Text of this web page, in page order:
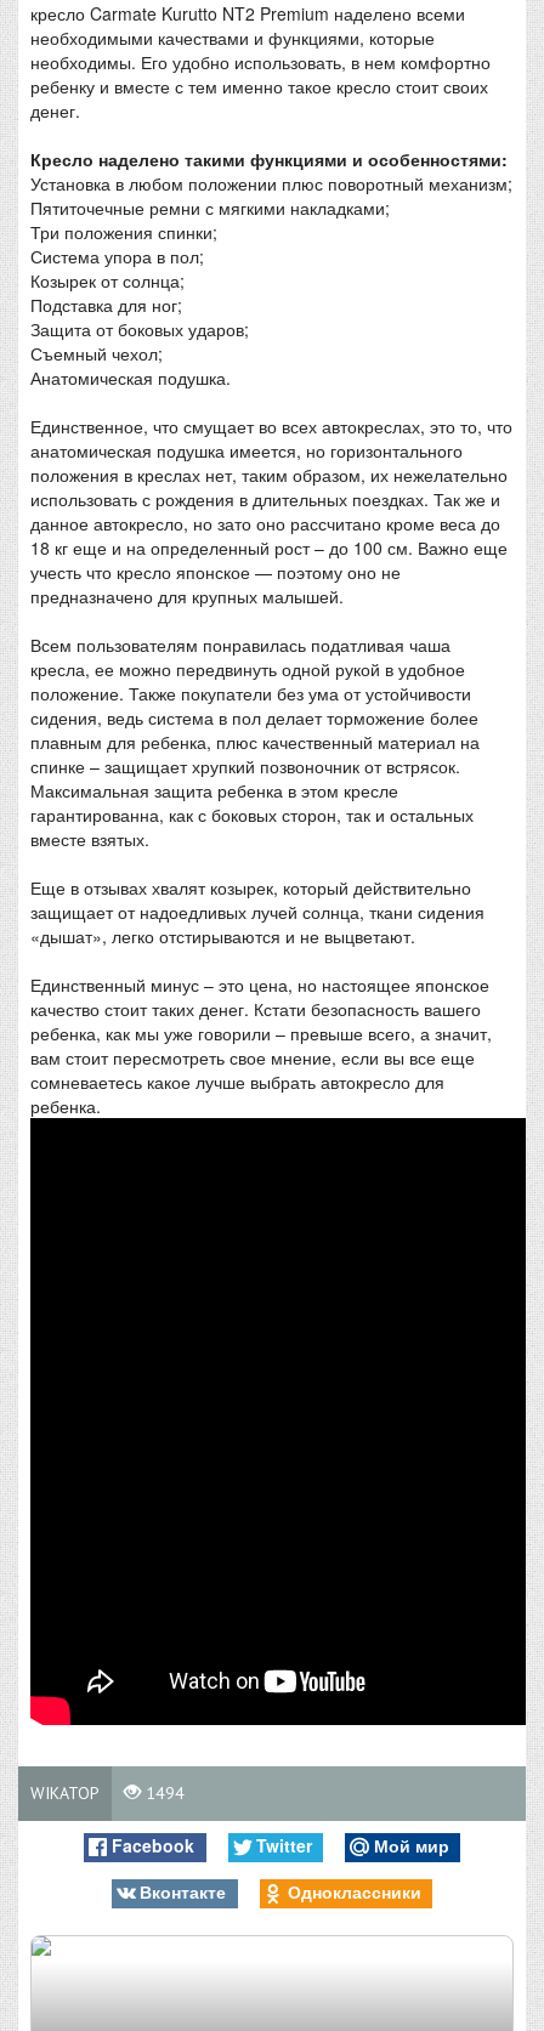
кресло Carmate Kurutto NT2 Premium наделено всеми
необходимыми качествами и функциями, которые
необходимы. Его удобно использовать, в нем комфортно
ребенку и вместе с тем именно такое кресло стоит своих
денег.
Кресло наделено такими функциями и особенностями:
Установка в любом положении плюс поворотный механизм;
Пятиточечные ремни с мягкими накладками;
Три положения спинки;
Система упора в пол;
Козырек от солнца;
Подставка для ног;
Защита от боковых ударов;
Съемный чехол;
Анатомическая подушка.
Единственное, что смущает во всех автокреслах, это то, что
анатомическая подушка имеется, но горизонтального
положения в креслах нет, таким образом, их нежелательно
использовать с рождения в длительных поездках. Так же и
данное автокресло, но зато оно рассчитано кроме веса до
18 кг еще и на определенный рост – до 100 см. Важно еще
учесть что кресло японское — поэтому оно не
предназначено для крупных малышей.
Всем пользователям понравилась податливая чаша
кресла, ее можно передвинуть одной рукой в удобное
положение. Также покупатели без ума от устойчивости
сидения, ведь система в пол делает торможение более
плавным для ребенка, плюс качественный материал на
спинке – защищает хрупкий позвоночник от встрясок.
Максимальная защита ребенка в этом кресле
гарантированна, как с боковых сторон, так и остальных
вместе взятых.
Еще в отзывах хвалят козырек, который действительно
защищает от надоедливых лучей солнца, ткани сидения
«дышат», легко отстирываются и не выцветают.
Единственный минус – это цена, но настоящее японское
качество стоит таких денег. Кстати безопасность вашего
ребенка, как мы уже говорили – превыше всего, а значит,
вам стоит пересмотреть свое мнение, если вы все еще
сомневаетесь какое лучше выбрать автокресло для
ребенка.
WIKATOP 1494
Facebook Twitter
Мой мир
Вконтакте
Одноклассники